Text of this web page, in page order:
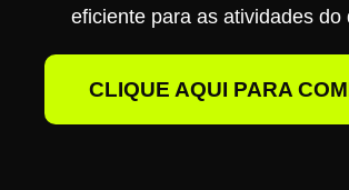
eficiente para as atividades do
CLIQUE AQUI PARA